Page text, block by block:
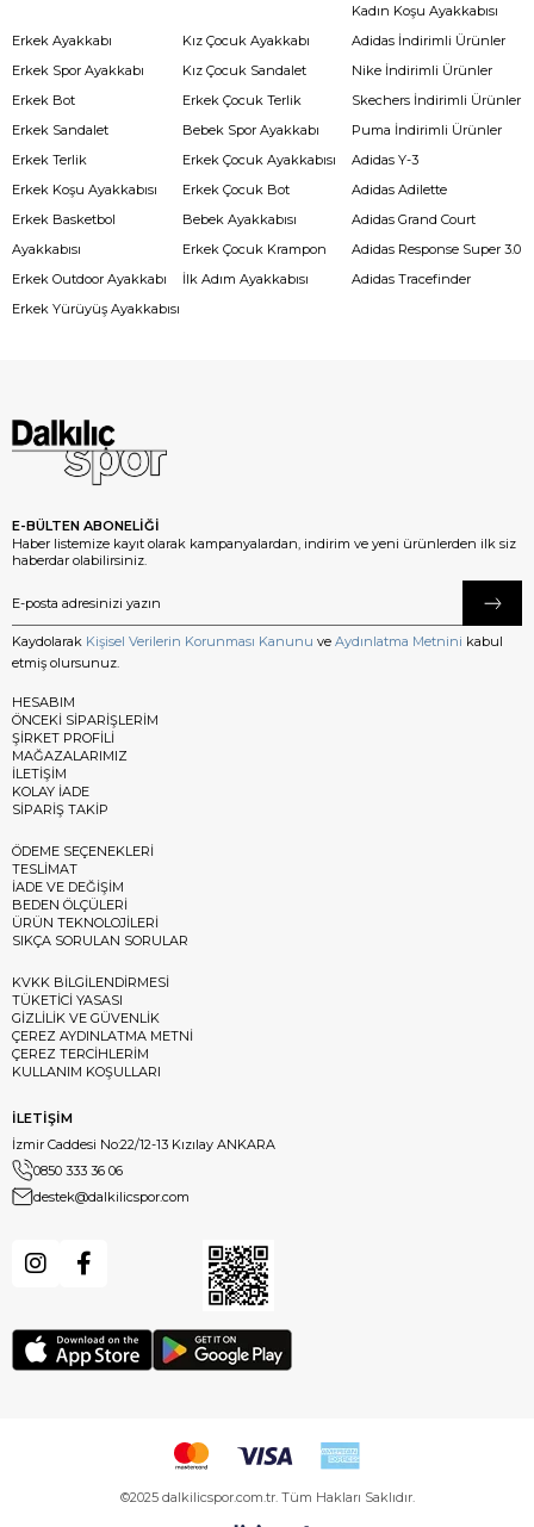
Kadın Koşu Ayakkabısı
Erkek Ayakkabı
Erkek Spor Ayakkabı
Erkek Bot
Erkek Sandalet
Erkek Terlik
Erkek Koşu Ayakkabısı
Erkek Basketbol
Ayakkabısı
Erkek Outdoor Ayakkabı
Erkek Yürüyüş Ayakkabısı
Kız Çocuk Ayakkabı
Kız Çocuk Sandalet
Erkek Çocuk Terlik
Bebek Spor Ayakkabı
Erkek Çocuk Ayakkabısı
Erkek Çocuk Bot
Bebek Ayakkabısı
Erkek Çocuk Krampon
İlk Adım Ayakkabısı
Adidas İndirimli Ürünler
Nike İndirimli Ürünler
Skechers İndirimli Ürünler
Puma İndirimli Ürünler
Adidas Y-3
Adidas Adilette
Adidas Grand Court
Adidas Response Super 3.0
Adidas Tracefinder
E-BÜLTEN ABONELİĞİ
Haber listemize kayıt olarak kampanyalardan, indirim ve yeni ürünlerden ilk siz
haberdar olabilirsiniz.
Kaydolarak Kişisel Verilerin Korunması Kanunu ve Aydınlatma Metnini kabul
etmiş olursunuz.
HESABIM
ÖNCEKİ SİPARİŞLERİM
ŞİRKET PROFİLİ
MAĞAZALARIMIZ
İLETİŞİM
KOLAY İADE
SİPARİŞ TAKİP
ÖDEME SEÇENEKLERİ
TESLİMAT
İADE VE DEĞİŞİM
BEDEN ÖLÇÜLERİ
ÜRÜN TEKNOLOJİLERİ
SIKÇA SORULAN SORULAR
KVKK BİLGİLENDİRMESİ
TÜKETİCİ YASASI
GİZLİLİK VE GÜVENLİK
ÇEREZ AYDINLATMA METNİ
ÇEREZ TERCİHLERİM
KULLANIM KOŞULLARI
İLETİŞİM
İzmir Caddesi No:22/12-13 Kızılay ANKARA
0850 333 36 06
destek@dalkilicspor.com
©2025 dalkilicspor.com.tr. Tüm Hakları Saklıdır.